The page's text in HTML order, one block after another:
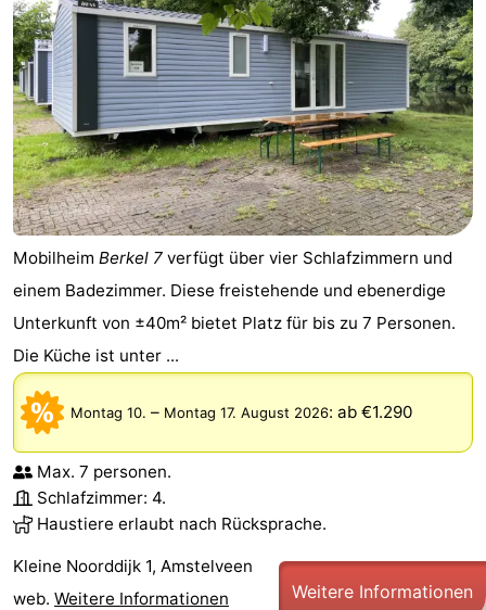
Mobilheim Berkel 7 verfügt über vier Schlafzimmern und
einem Badezimmer. Diese freistehende und ebenerdige
Unterkunft von ±40m² bietet Platz für bis zu 7 Personen.
Die Küche ist unter ...
Montag 10. – Montag 17. August 2026: ab €1.290
Max. 7 personen.
Schlafzimmer: 4.
Haustiere erlaubt nach Rücksprache.
Kleine Noorddijk 1, Amstelveen
web. Weitere Informationen Weitere Informationen